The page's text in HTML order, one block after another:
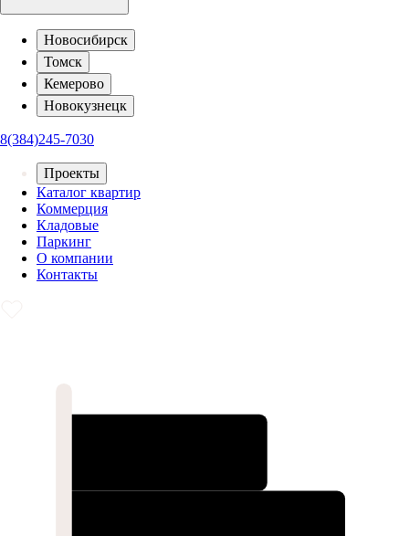
Новосибирск
Томск
Кемерово
Новокузнецк
8(384)245-7030
Проекты
Каталог квартир
Коммерция
Кладовые
Паркинг
О компании
Контакты